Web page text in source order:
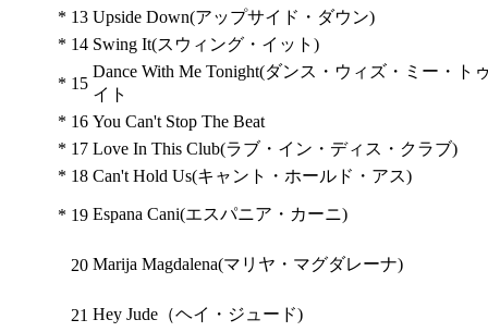
* 13 Upside Down(アップサイド・ダウン)
* 14 Swing It(スウィング・イット)
* 15
Dance With Me Tonight(ダンス・ウィズ・ミー・ト
イト
* 16 You Can't Stop The Beat
* 17 Love In This Club(ラブ・イン・ディス・クラブ)
* 18 Can't Hold Us(キャント・ホールド・アス)
* 19 Espana Cani(エスパニア・カーニ)
20 Marija Magdalena(マリヤ・マグダレーナ)
21 Hey Jude（ヘイ・ジュード)